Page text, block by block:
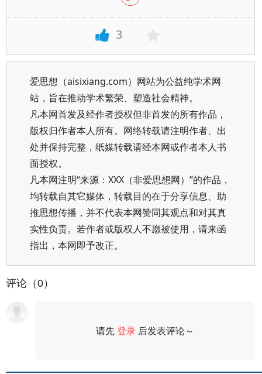
3
爱思想（aisixiang.com）网站为公益纯学术网
站，旨在推动学术繁荣、塑造社会精神。
凡本网首发及经作者授权但非首发的所有作品，
版权归作者本人所有。网络转载请注明作者、出
处并保持完整，纸媒转载请经本网或作者本人书
面授权。
凡本网注明“来源：XXX（非爱思想网）”的作品，
均转载自其它媒体，转载目的在于分享信息、助
推思想传播，并不代表本网赞同其观点和对其真
实性负责。若作者或版权人不愿被使用，请来函
指出，本网即予改正。
评论（0）
请先登录 后发表评论～